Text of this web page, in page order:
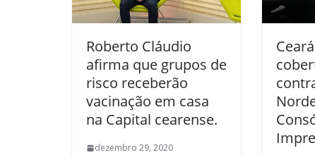
Roberto Cláudio
afirma que grupos de
risco receberão
vacinação em casa
na Capital cearense.
dezembro 29, 2020